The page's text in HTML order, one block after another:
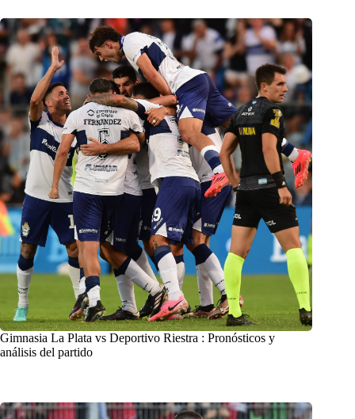
Gimnasia La Plata vs Deportivo Riestra : Pronósticos y
análisis del partido